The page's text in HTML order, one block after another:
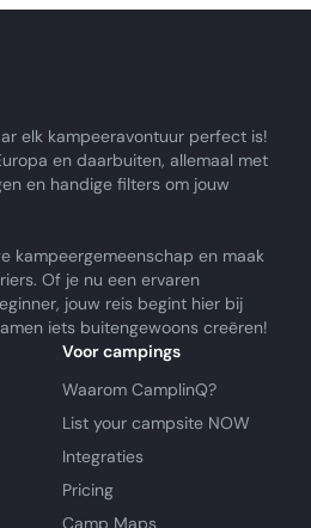
elk kampeeravontuur perfect is!
en daarbuiten, allemaal met
en handige filters om jouw
kampeergemeenschap en maak
Of je nu een ervaren
jouw reis begint hier bij
iets buitengewoons creëren!
Voor campings
Waarom CamplinQ?
List your campsite NOW
Integraties
Pricing
Camp Maps